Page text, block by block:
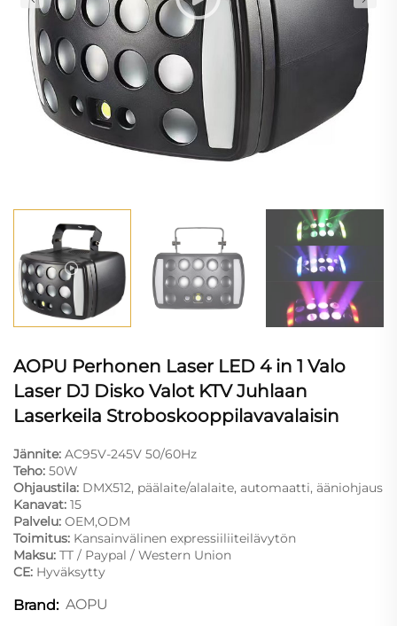
AOPU Perhonen Laser LED 4 in 1 Valo
Laser DJ Disko Valot KTV Juhlaan
Laserkeila Stroboskooppilavavalaisin
Jännite: AC95V-245V 50/60Hz
Teho: 50W
Ohjaustila: DMX512, päälaite/alalaite, automaatti, ääniohjaus
Kanavat: 15
Palvelu: OEM,ODM
Toimitus: Kansainvälinen expressiiliiteilävytön
Maksu: TT / Paypal / Western Union
CE: Hyväksytty
Brand: AOPU